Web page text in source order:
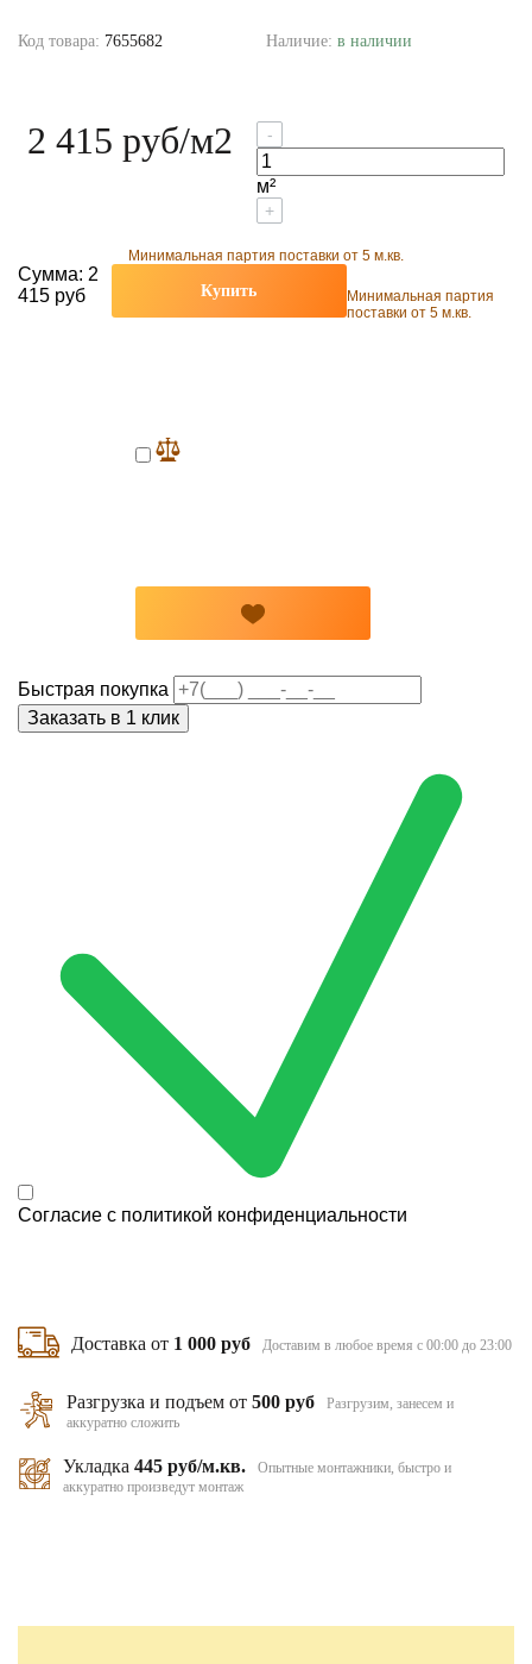
Код товара: 7655682 Наличие: в наличии
2 415 руб/м2 -
м²
+
Минимальная партия поставки от 5 м.кв.
Сумма: 2
415 руб
Купить
Минимальная партия
поставки от 5 м.кв.
Быстрая покупка
Согласие с политикой конфиденциальности
Доставка от 1 000 руб Доставим в любое время с 00:00 до 23:00
Разгрузка и подъем от500 руб
Разгрузим, занесем и
аккуратно сложить
Укладка 445 руб/м.кв.
Опытные монтажники, быстро и
аккуратно произведут монтаж